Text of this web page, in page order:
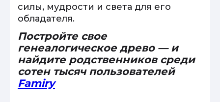
силы, мудрости и света для его
обладателя.
Постройте свое
генеалогическое древо — и
найдите родственников среди
сотен тысяч пользователей
Famiry